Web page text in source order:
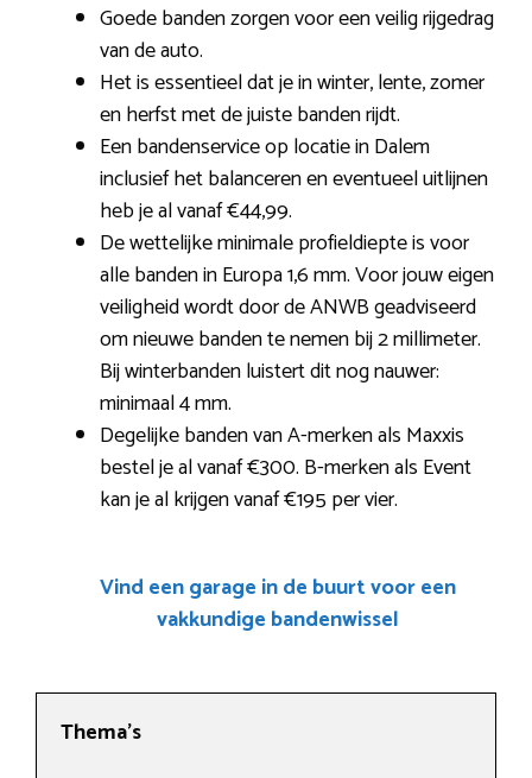
Goede banden zorgen voor een veilig rijgedrag
van de auto.
Het is essentieel dat je in winter, lente, zomer
en herfst met de juiste banden rijdt.
Een bandenservice op locatie in Dalem
inclusief het balanceren en eventueel uitlijnen
heb je al vanaf €44,99.
De wettelijke minimale profieldiepte is voor
alle banden in Europa 1,6 mm. Voor jouw eigen
veiligheid wordt door de ANWB geadviseerd
om nieuwe banden te nemen bij 2 millimeter.
Bij winterbanden luistert dit nog nauwer:
minimaal 4 mm.
Degelijke banden van A-merken als Maxxis
bestel je al vanaf €300. B-merken als Event
kan je al krijgen vanaf €195 per vier.
Vind een garage in de buurt voor een
vakkundige bandenwissel
Thema’s